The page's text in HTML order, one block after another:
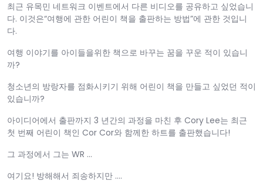
최근 유목민 네트워크 이벤트에서 다른 비디오를 공유하고 싶었습니
다. 이것은“여행에 관한 어린이 책을 출판하는 방법”에 관한 것입니
다.
여행 이야기를 아이들을위한 책으로 바꾸는 꿈을 꾸운 적이 있습니
까?
청소년의 방랑자를 점화시키기 위해 어린이 책을 만들고 싶었던 적이
있습니까?
아이디어에서 출판까지 3 년간의 과정을 마친 후 Cory Lee는 최근
첫 번째 어린이 책인 Cor Cor와 함께한 하트를 출판했습니다!
그 과정에서 그는 WR …
여기요! 방해해서 죄송하지만 ….